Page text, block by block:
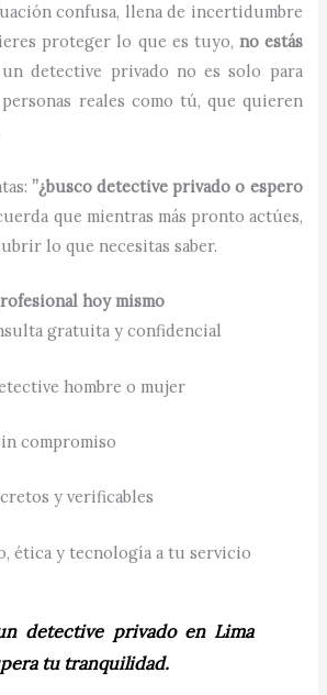
confusa, llena de incertidumbre
proteger lo que es tuyo, no estás
detective privado no es solo para
reales como tú, que quieren
”¿busco detective privado o espero
que mientras más pronto actúes,
lo que necesitas saber.
hoy mismo
gratuita y confidencial
hombre o mujer
compromiso
y verificables
ética y tecnología a tu servicio
detective privado en Lima
tu tranquilidad.